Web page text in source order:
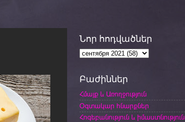
Նոր հոդվածներ
Բաժիններ
Հմայք և Առողջություն
Օգտակար հնարքներ
Հոգեբանություն և իմաստնություն